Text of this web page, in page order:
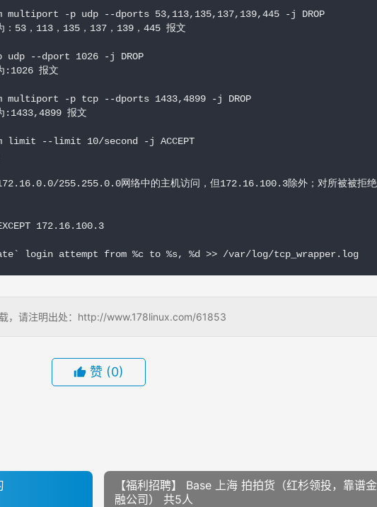
multiport -p udp --dports 53,113,135,137,139,445 -j DROP
53，113，135，137，139，445 报文
--dport 1026 -j DROP
:1026 报文
multiport -p tcp --dports 1433,4899 -j DROP
:1433,4899 报文
limit --limit 10/second -j ACCEPT
255.255.0.0网络中的主机访问，但172.16.100.3除外；对所被被
172.16.100.3
login attempt from %c to %s, %d >> /var/log/tcp_wrapper.log
，请注明出处：http://www.178linux.com/61853
赞 (0)
【福利招聘】 Base 上海 拍拍货（红杉领投，靠谱金
融公司） 共5人